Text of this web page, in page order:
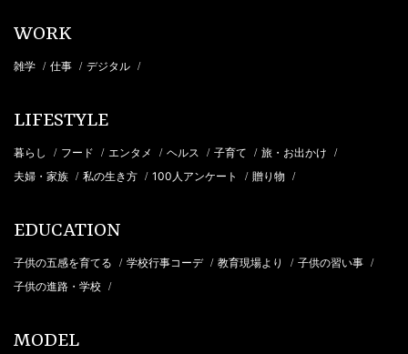
WORK
雑学 / 仕事 / デジタル /
LIFESTYLE
暮らし / フード / エンタメ / ヘルス / 子育て / 旅・お出かけ /
夫婦・家族 / 私の生き方 / 100人アンケート / 贈り物 /
EDUCATION
子供の五感を育てる / 学校行事コーデ / 教育現場より / 子供の習い事 /
子供の進路・学校 /
MODEL